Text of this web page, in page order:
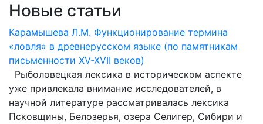
Новые статьи
Карамышева Л.М. Функционирование термина
«ловля» в древнерусском языке (по памятникам
письменности XV-XVII веков)
Рыболовецкая лексика в историческом аспекте
уже привлекала внимание исследователей, в
научной литературе рассматривалась лексика
Псковщины, Белозерья, озера Селигер, Сибири и